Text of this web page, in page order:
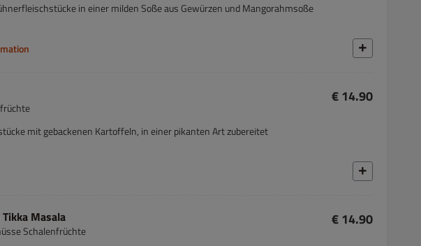
in einer milden Soße aus Gewürzen und Mangorahmsoße
€ 14.90
mit gebackenen Kartoffeln, in einer pikanten Art zubereitet
Masala
Schalenfrüchte
€ 14.90